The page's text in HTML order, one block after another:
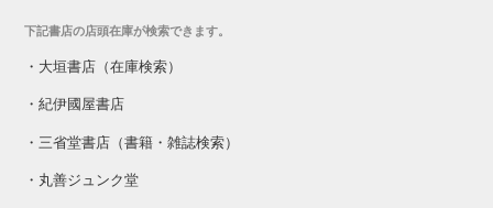
下記書店の店頭在庫が検索できます。
・ 大垣書店（在庫検索）
・紀伊國屋書店
・ 三省堂書店（書籍・雑誌検索）
・ 丸善ジュンク堂